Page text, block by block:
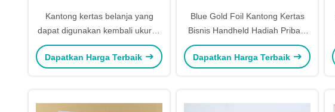
Kantong kertas belanja yang
dapat digunakan kembali ukuran
kustom Kantong belanja kertas
kraft jendela transparan
Dapatkan Harga Terbaik
Blue Gold Foil Kantong Kertas
Bisnis Handheld Hadiah Pribadi
Tas Tote Untuk Dasi Seluar
Dapatkan Harga Terbaik